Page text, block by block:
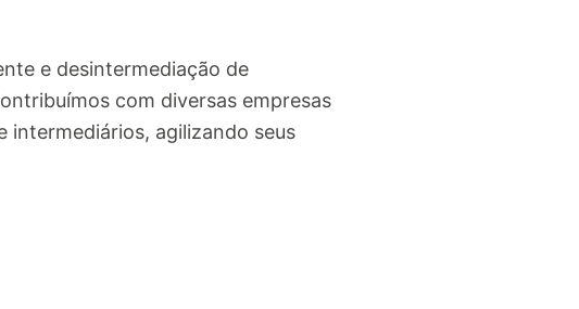
e desintermediação de
com diversas empresas
intermediários, agilizando seus